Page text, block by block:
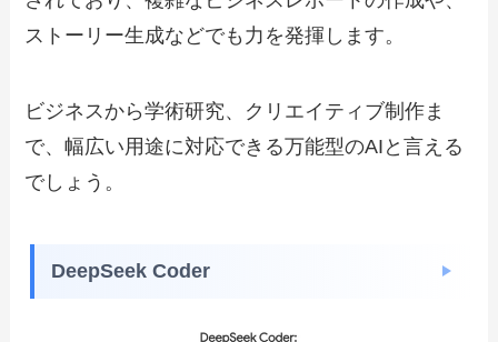
ストーリー生成などでも力を発揮します。
ビジネスから学術研究、クリエイティブ制作ま
で、幅広い用途に対応できる万能型のAIと言える
でしょう。
DeepSeek Coder